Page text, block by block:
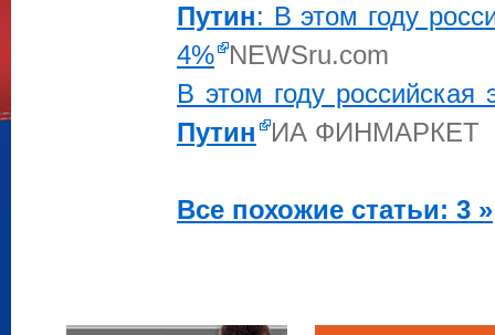
Путин: В этом году
4% NEWSru.com
В этом году
Путин
ИА ФИНМАРКЕТ
Все похожие статьи: 3 »